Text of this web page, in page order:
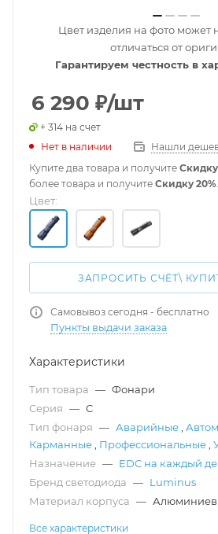
Цвет изделия на фото может
отличаться от
Гарантируем честность в
6 290 ₽/шт
+ 314 на счет
Нет в наличии
Нашли
Купите два товара и получите Скидку
более товара и получите Скидку 20%.
Цвет:
ЗАПРОСИТЬ СЧЁТ\
Самовывоз сегодня - бесплатно
Пункты выдачи заказа
Характеристики
Тип товара — Фонари
Серия — C
Тип фонаря — Аварийные
Карманные
Профессиональные
Назначение — EDC на каждый
Бренд светодиода — Luminus
Материал корпуса —
Все характеристики